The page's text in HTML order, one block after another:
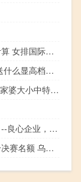
世界女排联赛排名按什么计算 女排国际排名最新
送礼用什么袋子低调 送礼送什么显高档又实用
最准一码一肖100%精准,管家婆大小中特_智能AI深度解析_AI助手版g12.64.920
2024新奥资料免费精准051--良心企业，值得支持--手机版857.078
世界杯亚洲预选赛区有几个决赛名额 乌拉圭世界杯预选赛